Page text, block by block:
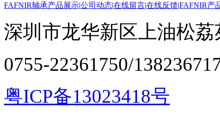
FAFNIR轴承产品展示公司动态在线留言在线反馈FAFNIR产
深圳市龙华新区上油松
0755-22361750/
粤ICP备13023418号